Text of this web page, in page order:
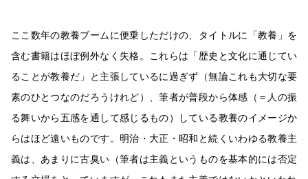
ここ数年の教養ブームに便乗しただけの、タイトルに「教養」を
含む書籍はほぼ例外なく失格。これらは「歴史と文化に通じてい
ることが教養だ」と主張しているに過ぎず（無論これも大切な要
素のひとつなのだろうけれど）、筆者が普段から体感（＝人の振
る舞いから五感を通して感じるもの）している教養のイメージか
らはほど遠いものです。明治・大正・昭和と続くいわゆる教養主
義は、あまりに古臭い（筆者は主義というものを基本的には否定